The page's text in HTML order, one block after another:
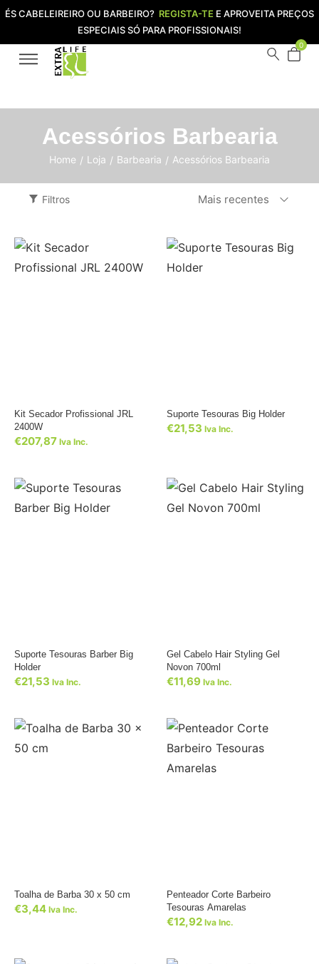
ÉS CABELEIREIRO OU BARBEIRO? REGISTA-TE E APROVEITA PREÇOS
ESPECIAIS SÓ PARA PROFISSIONAIS!
0
Acessórios Barbearia
Home / Loja / Barbearia / Acessórios Barbearia
Filtros Mais recentes
Kit Secador Profissional JRL
2400W
€207,87 Iva Inc.
Suporte Tesouras Big Holder
€21,53 Iva Inc.
Suporte Tesouras Barber Big
Holder
€21,53 Iva Inc.
Gel Cabelo Hair Styling Gel
Novon 700ml
€11,69 Iva Inc.
Toalha de Barba 30 x 50 cm
€3,44 Iva Inc.
Penteador Corte Barbeiro
Tesouras Amarelas
€12,92 Iva Inc.